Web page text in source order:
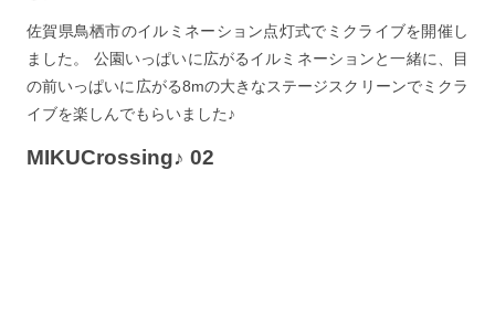
佐賀県鳥栖市のイルミネーション点灯式でミクライブを開催し
ました。 公園いっぱいに広がるイルミネーションと一緒に、目
の前いっぱいに広がる8mの大きなステージスクリーンでミクラ
イブを楽しんでもらいました♪
MIKUCrossing♪ 02